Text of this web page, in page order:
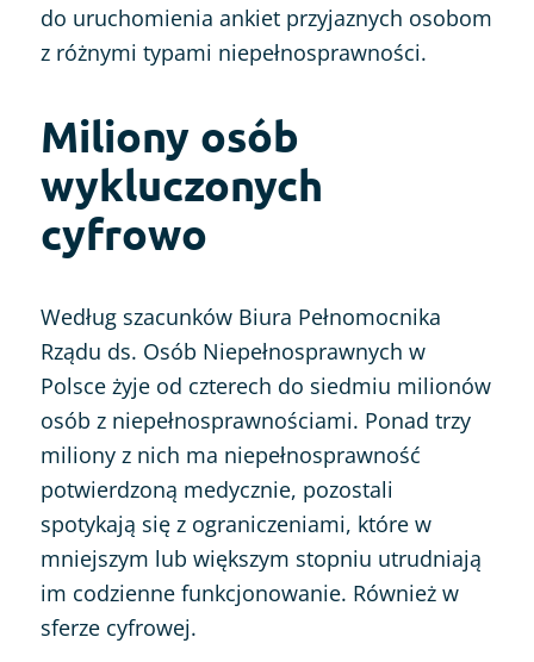
do uruchomienia ankiet przyjaznych osobom
z różnymi typami niepełnosprawności.
Miliony osób
wykluczonych
cyfrowo
Według szacunków Biura Pełnomocnika
Rządu ds. Osób Niepełnosprawnych w
Polsce żyje od czterech do siedmiu milionów
osób z niepełnosprawnościami. Ponad trzy
miliony z nich ma niepełnosprawność
potwierdzoną medycznie, pozostali
spotykają się z ograniczeniami, które w
mniejszym lub większym stopniu utrudniają
im codzienne funkcjonowanie. Również w
sferze cyfrowej.